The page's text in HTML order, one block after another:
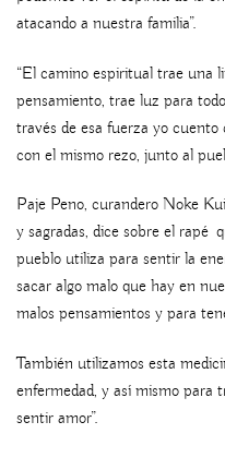
atacando a nuestra familia”.
“El camino espiritual trae una
pensamiento, trae luz para
través de esa fuerza yo
con el mismo rezo, junto al
Paje Peno, curandero Noke
y sagradas, dice sobre el rapé
pueblo utiliza para sentir la
sacar algo malo que hay en
malos pensamientos y para
También utilizamos esta
enfermedad, y así mismo para
sentir amor”.